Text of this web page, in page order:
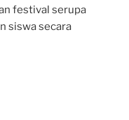
festival serupa
siswa secara